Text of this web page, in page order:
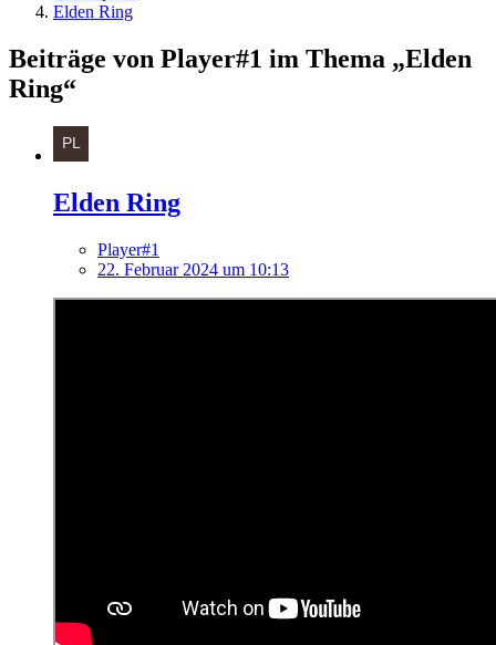
Elden Ring
Beiträge von Player#1 im Thema „Elden
Ring“
Elden Ring
Player#1
22. Februar 2024 um 10:13